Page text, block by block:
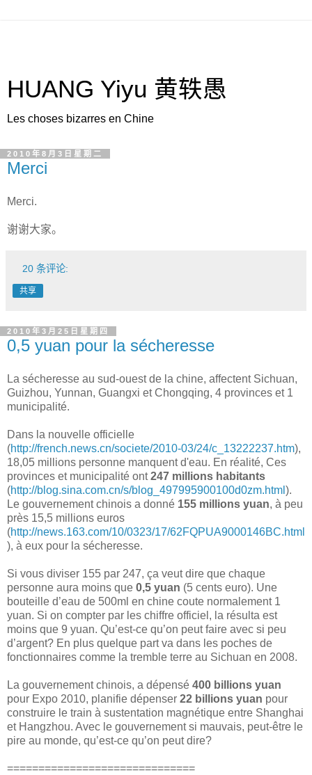
HUANG Yiyu 黄轶愚
Les choses bizarres en Chine
2010年8月3日星期二
Merci
Merci.
谢谢大家。
20 条评论:
共享
2010年3月25日星期四
0,5 yuan pour la sécheresse
La sécheresse au sud-ouest de la chine, affectent Sichuan,
Guizhou, Yunnan, Guangxi et Chongqing, 4 provinces et 1
municipalité.
Dans la nouvelle officielle
(http://french.news.cn/societe/2010-03/24/c_13222237.htm),
18,05 millions personne manquent d'eau. En réalité, Ces
provinces et municipalité ont247 millions habitants
(http://blog.sina.com.cn/s/blog_497995900100d0zm.html ).
Le gouvernement chinois a donné 155 millions yuan, à peu
près 15,5 millions euros
(http://news.163.com/10/0323/17/62FQPUA9000146BC.html
), à eux pour la sécheresse.
Si vous diviser 155 par 247, ça veut dire que chaque
personne aura moins que 0,5 yuan (5 cents euro). Une
bouteille d’eau de 500ml en chine coute normalement 1
yuan. Si on compter par les chiffre officiel, la résulta est
moins que 9 yuan. Qu’est-ce qu’on peut faire avec si peu
d’argent? En plus quelque part va dans les poches de
fonctionnaires comme la tremble terre au Sichuan en 2008.
La gouvernement chinois, a dépensé 400 billions yuan
pour Expo 2010, planifie dépenser 22 billions yuan pour
construire le train à sustentation magnétique entre Shanghai
et Hangzhou. Avec le gouvernement si mauvais, peut-être le
pire au monde, qu’est-ce qu’on peut dire?
==============================